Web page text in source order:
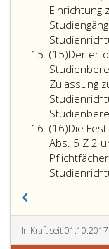
Einrichtung
(15)Absatz
15
Der
Zulassung
(16)Absatz
16
Die
Abs. 5 Z 2
In Kraft seit